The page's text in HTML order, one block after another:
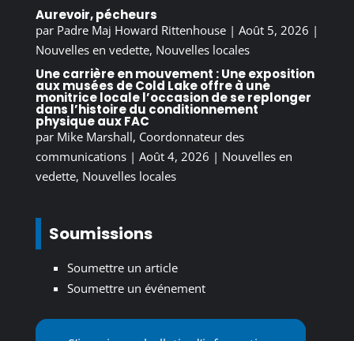
Aurevoir, pécheurs
par Padre Maj Howard Rittenhouse| Août 5, 2026 |
Nouvelles en vedette, Nouvelles locales
Une carrière en mouvement : Une exposition
aux musées de Cold Lake offre à une
monitrice locale l’occasion de se replonger
dans l’histoire du conditionnement
physique aux FAC
par Mike Marshall, Coordonnateur des
communications| Août 4, 2026 | Nouvelles en
vedette, Nouvelles locales
Soumissions
Soumettre un article
Soumettre un événement